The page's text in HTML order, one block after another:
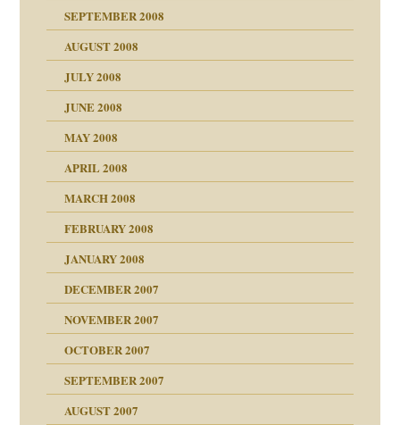
SEPTEMBER 2008
AUGUST 2008
JULY 2008
Juni 2008
JUNE 2008
und Staat
MAY 2008
APRIL 2008
MARCH 2008
FEBRUARY 2008
JANUARY 2008
DECEMBER 2007
NOVEMBER 2007
OCTOBER 2007
SEPTEMBER 2007
AUGUST 2007